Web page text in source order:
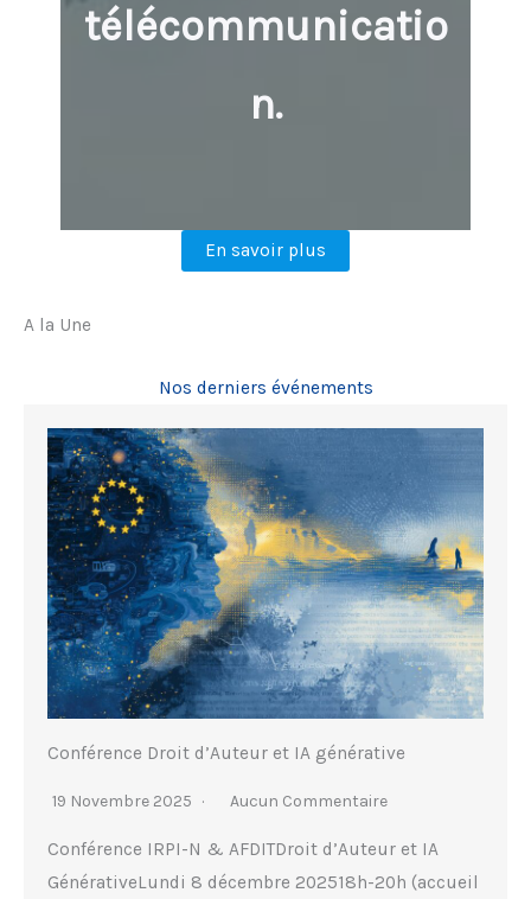
télécommunicatio
n.
En savoir plus
A la Une
Nos derniers événements
Conférence Droit d’Auteur et IA générative
19 Novembre 2025 Aucun Commentaire
Conférence IRPI-N & AFDITDroit d’Auteur et IA
GénérativeLundi 8 décembre 202518h-20h (accueil